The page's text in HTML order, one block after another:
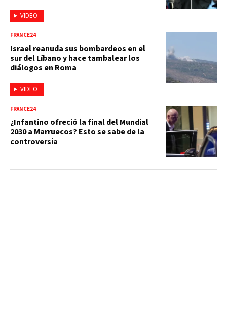
VIDEO
VIDEO
FRANCE24
Israel reanuda sus bombardeos en el
sur del Líbano y hace tambalear los
diálogos en Roma
FRANCE24
¿Infantino ofreció la final del Mundial
2030 a Marruecos? Esto se sabe de la
controversia